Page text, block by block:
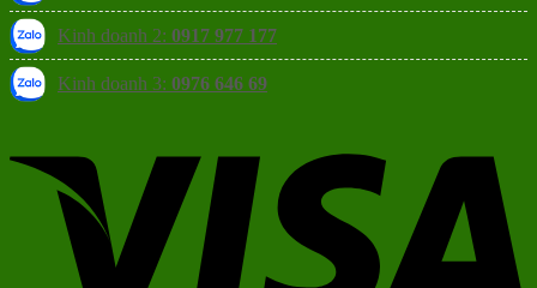
Kinh doanh 2: 0917 977 177
Kinh doanh 3: 0976 646 69